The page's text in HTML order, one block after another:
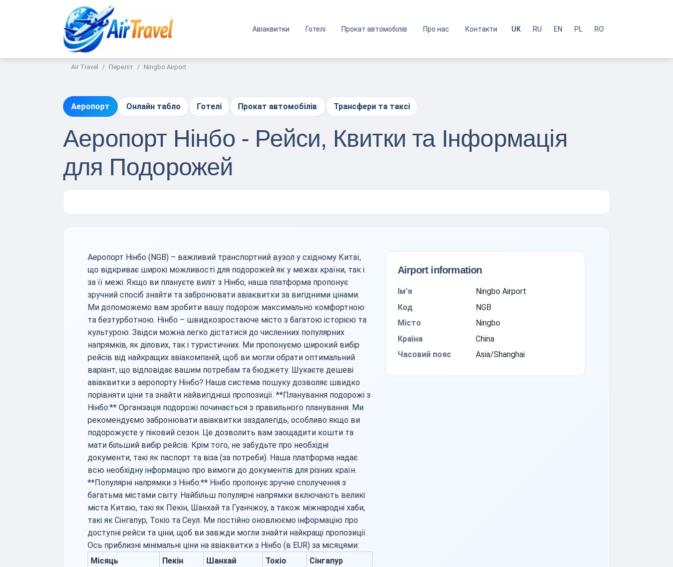
Авіаквитки Готелі Прокат автомобілів Про нас Контакти UK RU EN PL RO
Air Travel Переліт Ningbo Airport
Аеропорт Онлайн табло Готелі Прокат автомобілів Трансфери та таксі
Аеропорт Нінбо - Рейси, Квитки та Інформація
для Подорожей
Аеропорт Нінбо (NGB) – важливий транспортний вузол у східному Китаї,
що відкриває широкі можливості для подорожей як у межах країни, так і
за її межі. Якщо ви плануєте виліт з Нінбо, наша платформа пропонує
зручний спосіб знайти та забронювати авіаквитки за вигідними цінами.
Ми допоможемо вам зробити вашу подорож максимально комфортною
та безтурботною. Нінбо – швидкозростаюче місто з багатою історією та
культурою. Звідси можна легко дістатися до численних популярних
напрямків, як ділових, так і туристичних. Ми пропонуємо широкий вибір
рейсів від найкращих авіакомпаній, щоб ви могли обрати оптимальний
варіант, що відповідає вашим потребам та бюджету. Шукаєте дешеві
авіаквитки з аеропорту Нінбо? Наша система пошуку дозволяє швидко
порівняти ціни та знайти найвигідніші пропозиції. **Планування подорожі з
Нінбо:** Організація подорожі починається з правильного планування. Ми
рекомендуємо забронювати авіаквитки заздалегідь, особливо якщо ви
подорожуєте у піковий сезон. Це дозволить вам заощадити кошти та
мати більший вибір рейсів. Крім того, не забудьте про необхідні
документи, такі як паспорт та віза (за потреби). Наша платформа надає
всю необхідну інформацію про вимоги до документів для різних країн.
**Популярні напрямки з Нінбо:** Нінбо пропонує зручне сполучення з
багатьма містами світу. Найбільш популярні напрямки включають великі
міста Китаю, такі як Пекін, Шанхай та Гуанчжоу, а також міжнародні хаби,
такі як Сінгапур, Токіо та Сеул. Ми постійно оновлюємо інформацію про
доступні рейси та ціни, щоб ви завжди могли знайти найкращі пропозиції.
Ось приблизні мінімальні ціни на авіаквитки з Нінбо (в EUR) за місяцями:
Місяць
Пекін Шанхай Токіо
Сінгапур
Airport information
Ім'я
Ningbo Airport
Код
NGB
Місто
Ningbo
Країна
China
Часовий пояс
Asia/Shanghai